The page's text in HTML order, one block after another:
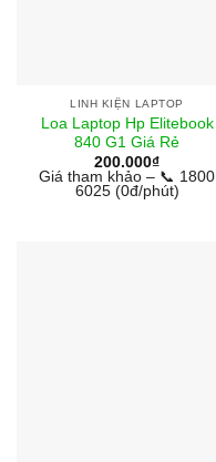
LINH KIỆN LAPTOP
Loa Laptop Hp Elitebook
840 G1 Giá Rẻ
200.000₫
Giá tham khảo – 📞 1800
6025 (0đ/phút)